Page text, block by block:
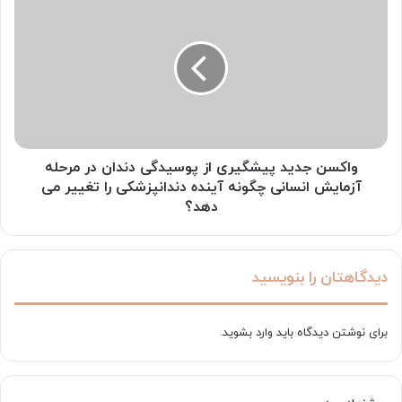
آزمایش
چگونه
را
می
واکسن جدید پیشگیری از پوسیدگی دندان در مرحله
آزمایش انسانی چگونه آینده دندانپزشکی را تغییر می
دهد؟
دیدگاهتان را بنویسید
برای نوشتن دیدگاه باید وارد بشوید.